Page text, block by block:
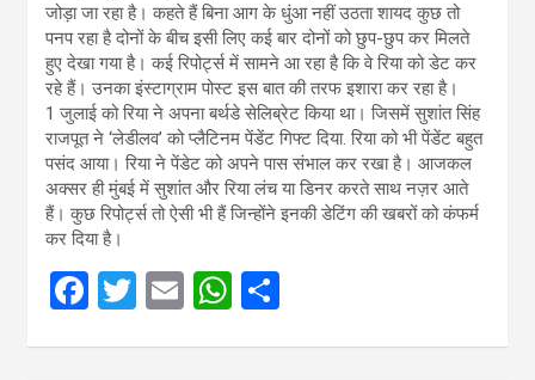
जोड़ा जा रहा है। कहते हैं बिना आग के धुंआ नहीं उठता शायद कुछ तो
पनप रहा है दोनों के बीच इसी लिए कई बार दोनों को छुप-छुप कर मिलते
हुए देखा गया है। कई रिपोर्ट्स में सामने आ रहा है कि वे रिया को डेट कर
रहे हैं। उनका इंस्टाग्राम पोस्ट इस बात की तरफ इशारा कर रहा है।
1 जुलाई को रिया ने अपना बर्थडे सेलिब्रेट किया था। जिसमें सुशांत सिंह
राजपूत ने ‘लेडीलव’ को प्लैटिनम पेंडेंट गिफ्ट दिया. रिया को भी पेंडेंट बहुत
पसंद आया। रिया ने पेंडेट को अपने पास संभाल कर रखा है। आजकल
अक्सर ही मुंबई में सुशांत और रिया लंच या डिनर करते साथ नज़र आते
हैं। कुछ रिपोर्ट्स तो ऐसी भी हैं जिन्होंने इनकी डेटिंग की खबरों को कंफर्म
कर दिया है।
F
T
E
W